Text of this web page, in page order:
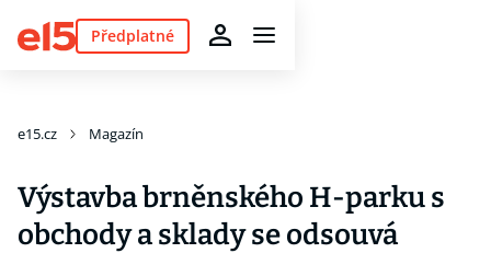
Předplatné
e15.cz Magazín
Výstavba brněnského H-parku s
obchody a sklady se odsouvá